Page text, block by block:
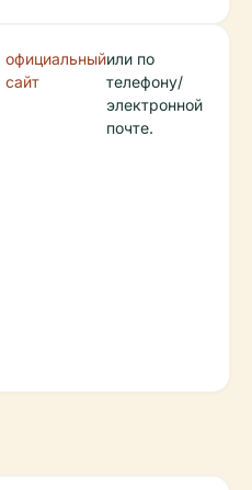
официальный
сайт
или по
телефону/
электронной
почте.